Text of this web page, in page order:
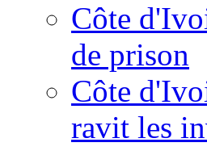
Côte
de prison
Côte
ravit les